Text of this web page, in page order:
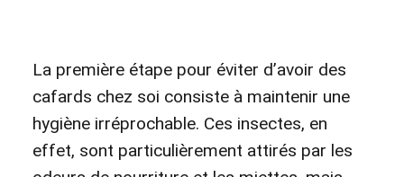
La première étape pour éviter d’avoir des
cafards chez soi consiste à maintenir une
hygiène irréprochable. Ces insectes, en
effet, sont particulièrement attirés par les